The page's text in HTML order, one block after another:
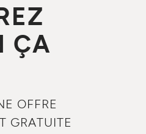
ÇA
OFFRE
GRATUITE